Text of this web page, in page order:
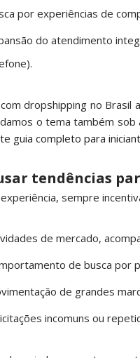
por experiências de
do atendimento
dropshipping no Brasil
o tema também
guia completo para
tendências
sempre
de mercado,
de busca por
de grandes
incomuns ou